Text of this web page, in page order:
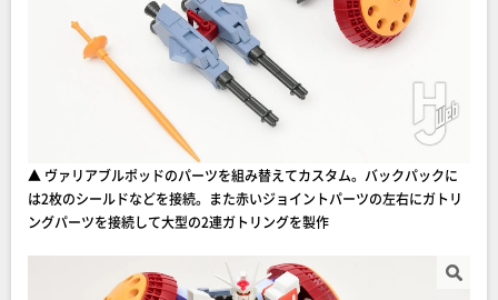
▲ ヴァリアブルポッドのパーツを組み替えてカスタム。バックパックに
は2枚のシールドなどを接続。また赤いジョイントパーツの左右にガトリ
ングパーツを接続して大型の2連ガトリングを製作